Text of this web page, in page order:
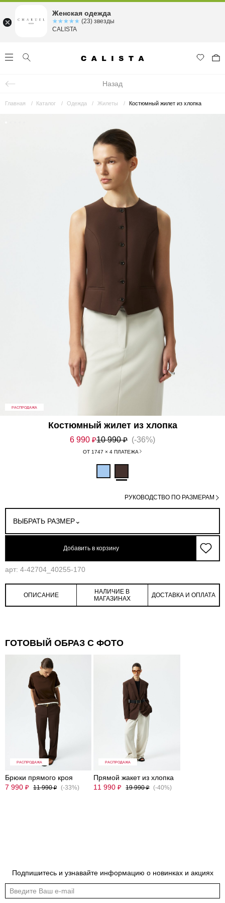
Назад
Главная Каталог Одежда Жилеты Костюмный жилет из хлопка
РАСПРОДАЖА
Костюмный жилет из хлопка
6 990 ₽10 990₽ (-36%)
ОТ 1747 × 4 ПЛАТЕЖА
ВЫБРАТЬ РАЗМЕР
РУКОВОДСТВО ПО РАЗМЕРАМ
Добавить в корзину
арт: 4-42704_40255-170
Обмеры изделия Таблица размеров
Индивидуальные обмеры изделия помогут более точно выбрать подходящий
размер
ОПИСАНИЕ
НАЛИЧИЕ В
МАГАЗИНАХ
ДОСТАВКА И ОПЛАТА
ГОТОВЫЙ ОБРАЗ С ФОТО
РАСПРОДАЖА
Брюки прямого кроя
7 990 ₽ 11 990₽ (-33%)
РАСПРОДАЖА
Прямой жакет из хлопка
11 990₽ 19 990₽ (-40%)
Подпишитесь и узнавайте информацию о новинках и акциях
Женская одежда
☆☆☆☆☆
★★★★★ (23) звезды
CALISTA